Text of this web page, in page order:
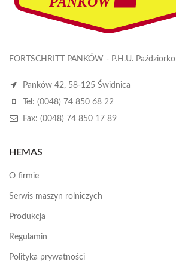
FORTSCHRITT PANKÓW - P.H.U. Paździorko
Panków 42, 58-125 Świdnica
Tel: (0048) 74 850 68 22
Fax: (0048) 74 850 17 89
HEMAS
O firmie
Serwis maszyn rolniczych
Produkcja
Regulamin
Polityka prywatności